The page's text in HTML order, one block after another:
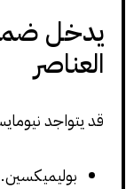
يدخل
العناصر
قد يتواجد
بوليميكسين.